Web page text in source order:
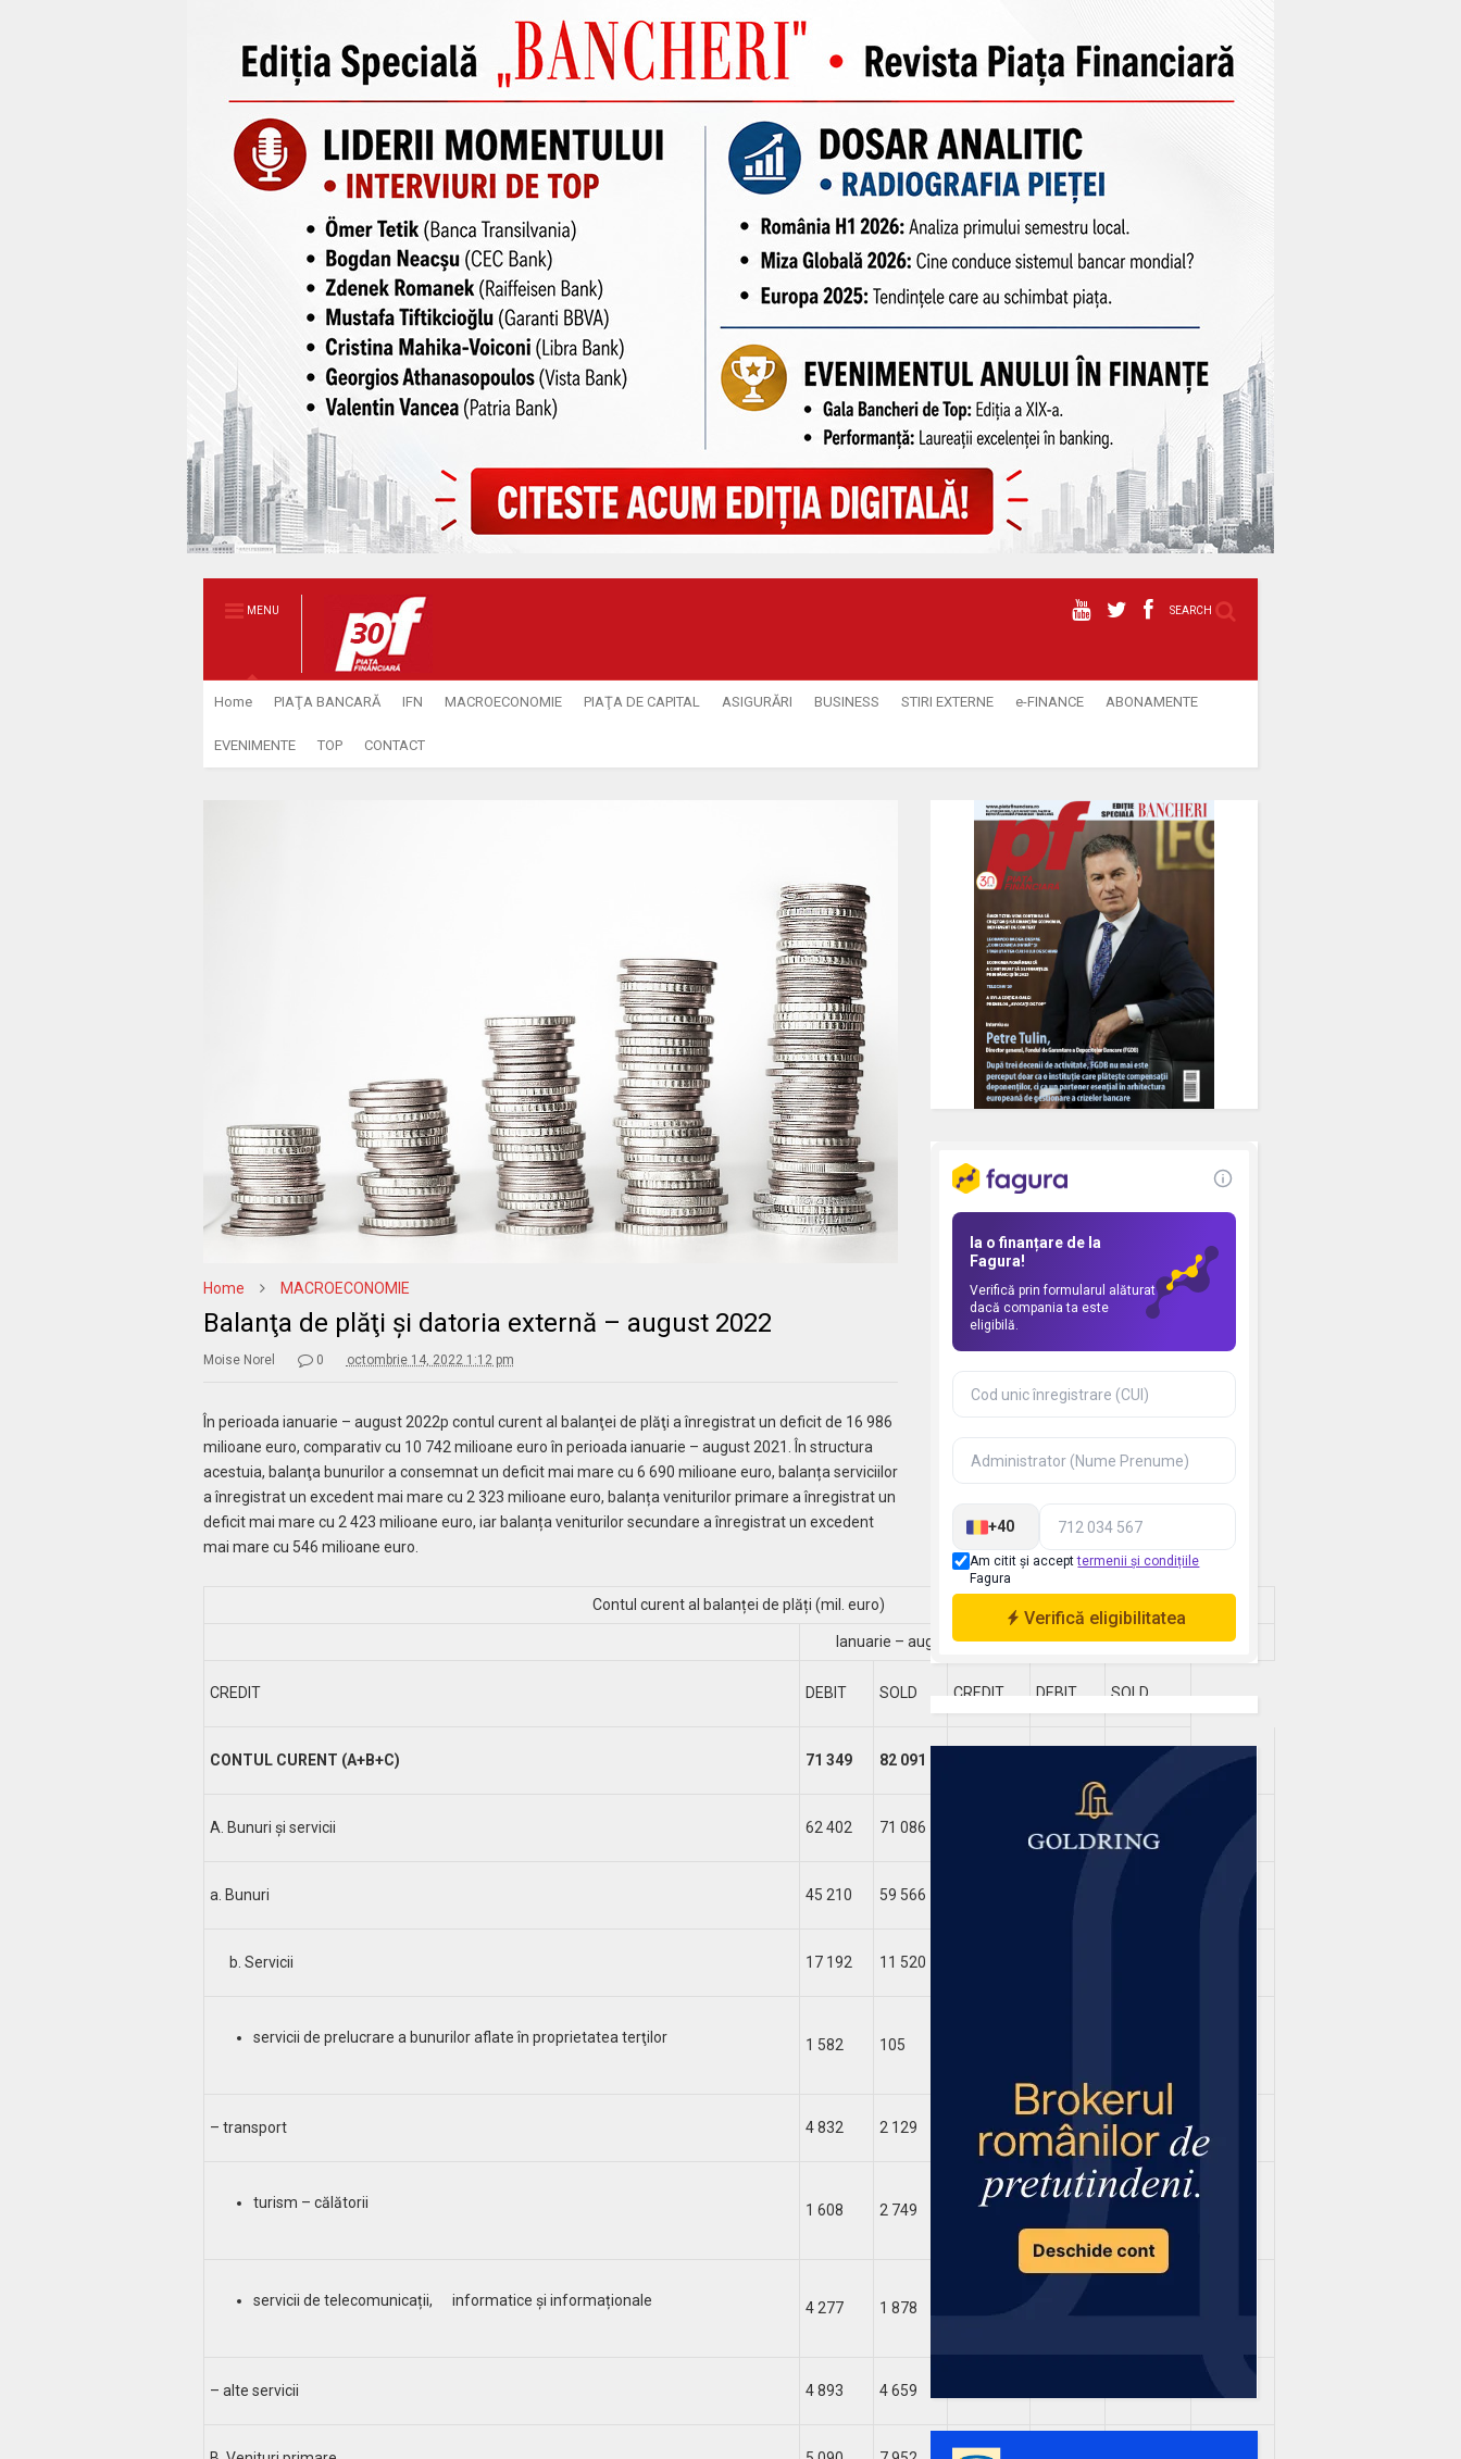
MENU SEARCH
Home PIAŢA BANCARĂ IFN MACROECONOMIE PIAŢA DE CAPITAL ASIGURĂRI BUSINESS STIRI EXTERNE e-FINANCE ABONAMENTE
EVENIMENTE TOP CONTACT
Home MACROECONOMIE
Balanţa de plăţi şi datoria externă – august 2022
Moise Norel 0 octombrie 14, 2022 1:12 pm
În perioada ianuarie – august 2022p contul curent al balanţei de plăţi a înregistrat un deficit de 16 986
milioane euro, comparativ cu 10 742 milioane euro în perioada ianuarie – august 2021. În structura
acestuia, balanţa bunurilor a consemnat un deficit mai mare cu 6 690 milioane euro, balanța serviciilor
a înregistrat un excedent mai mare cu 2 323 milioane euro, balanța veniturilor primare a înregistrat un
deficit mai mare cu 2 423 milioane euro, iar balanța veniturilor secundare a înregistrat un excedent
mai mare cu 546 milioane euro.
Contul curent al balanței de plăți (mil. euro)
Ianuarie – august 2021 Ianuarie – august 2022p
CREDIT DEBIT SOLD CREDIT DEBIT SOLD
CONTUL CURENT (A+B+C) 71 349 82 091 105 073 -16 986
A. Bunuri şi servicii 62 402 71 086 92 145 -13 051
a. Bunuri 45 210 59 566 -21 046
b. Servicii 17 192 11 520
servicii de prelucrare a bunurilor aflate în proprietatea terţilor 1 582 105
– transport 4 832 2 129 2 703 6 378 2 902
turism – călătorii 1 608 2 749 -1 141 3 047
servicii de telecomunicații, informatice și informaționale 4 277 1 878
– alte servicii 4 893 4 659 740